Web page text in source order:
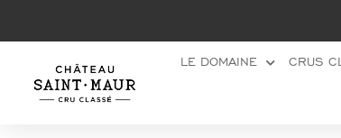
LE DOMAINE CRUS